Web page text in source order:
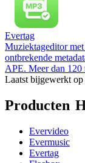
Evertag
Muziektageditor
ontbrekende
APE. Meer dan 120
Laatst bijgewerkt op
Producten
Evervideo
Evermusic
Evertag